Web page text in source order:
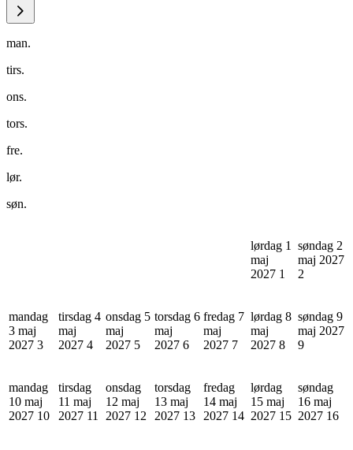
man.
tirs.
ons.
tors.
fre.
lør.
søn.
lørdag 1
maj
2027 1
søndag 2
maj 2027
2
mandag
3 maj
2027 3
tirsdag 4
maj
2027 4
onsdag 5
maj
2027 5
torsdag 6
maj
2027 6
fredag 7
maj
2027 7
lørdag 8
maj
2027 8
søndag 9
maj 2027
9
mandag
10 maj
2027 10
tirsdag
11 maj
2027 11
onsdag
12 maj
2027 12
torsdag
13 maj
2027 13
fredag
14 maj
2027 14
lørdag
15 maj
2027 15
søndag
16 maj
2027 16